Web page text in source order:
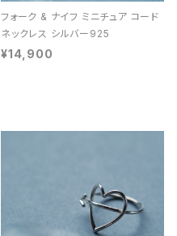
フォーク & ナイフ ミニチュア コード
ネックレス シルバー925
¥14,900